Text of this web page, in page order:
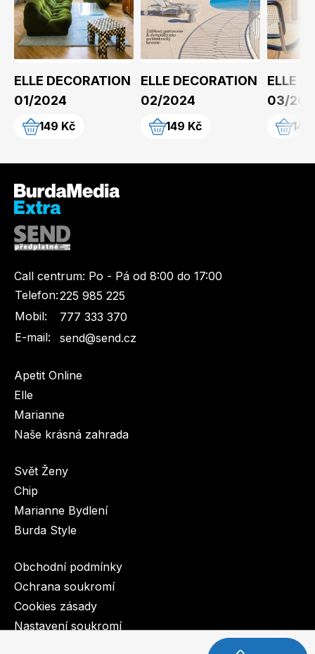
ELLE DECORATION
01/2024
149 Kč
ELLE DECORATION
02/2024
149 Kč
ELLE
03/
149
Call centrum: Po - Pá od 8:00 do 17:00
Telefon:225 985 225
Mobil:
777 333 370
E-mail:
send@send.cz
Apetit Online
Elle
Marianne
Naše krásná zahrada
Svět Ženy
Chip
Marianne Bydlení
Burda Style
Obchodní podmínky
Ochrana soukromí
Cookies zásady
Nastavení soukromí